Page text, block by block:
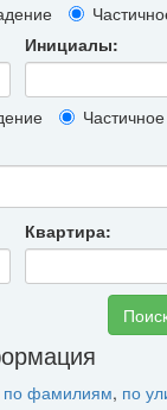
Инициалы:
Частичное
Квартира:
по фамилиям, по